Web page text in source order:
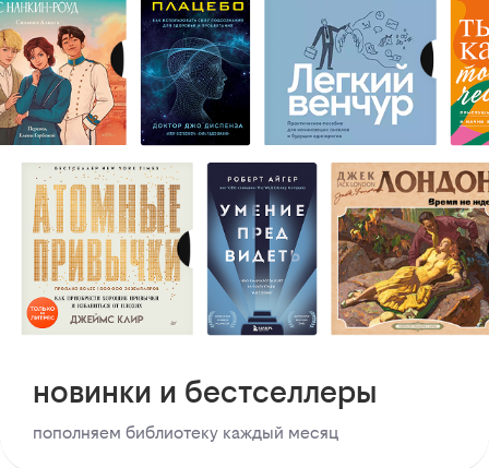
новинки и бестселлеры
пополняем библиотеку каждый месяц